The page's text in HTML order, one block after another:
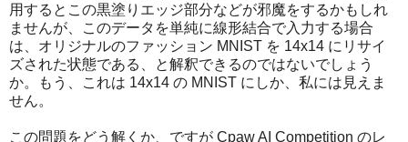
用するとこの黒塗りエッジ部分などが邪魔をするかもしれ
ませんが、このデータを単純に線形結合で入力する場合
は、オリジナルのファッション MNIST を 14x14 にリサイ
ズされた状態である、と解釈できるのではないでしょう
か。もう、これは 14x14 の MNIST にしか、私には見えま
せん。
この問題をどう解くか、ですが Cpaw AI Competition のレ